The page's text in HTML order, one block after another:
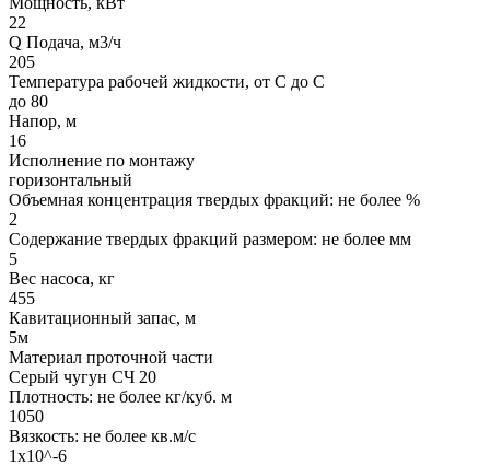
22
Q Подача, м3/ч
205
Температура рабочей жидкости, от С до С
до 80
Напор, м
16
Исполнение по монтажу
горизонтальный
Объемная концентрация твердых фракций: не более %
2
Содержание твердых фракций размером: не более мм
5
Вес насоса, кг
455
Кавитационный запас, м
5м
Материал проточной части
Серый чугун СЧ 20
Плотность: не более кг/куб. м
1050
Вязкость: не более кв.м/с
1х10^-6